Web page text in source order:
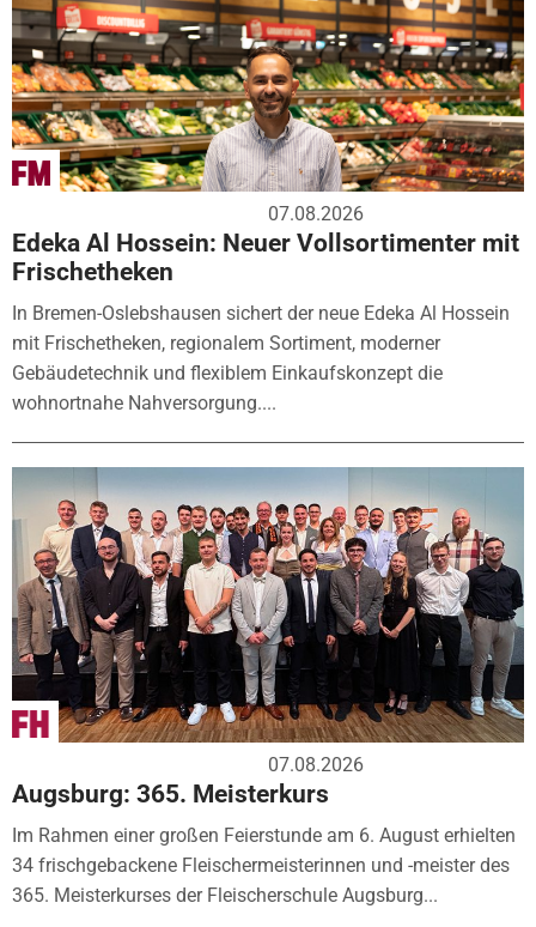
07.08.2026
Edeka Al Hossein: Neuer Vollsortimenter mit
Frischetheken
In Bremen-Oslebshausen sichert der neue Edeka Al Hossein
mit Frischetheken, regionalem Sortiment, moderner
Gebäudetechnik und flexiblem Einkaufskonzept die
wohnortnahe Nahversorgung....
07.08.2026
Augsburg: 365. Meisterkurs
Im Rahmen einer großen Feierstunde am 6. August erhielten
34 frischgebackene Fleischermeisterinnen und -meister des
365. Meisterkurses der Fleischerschule Augsburg...